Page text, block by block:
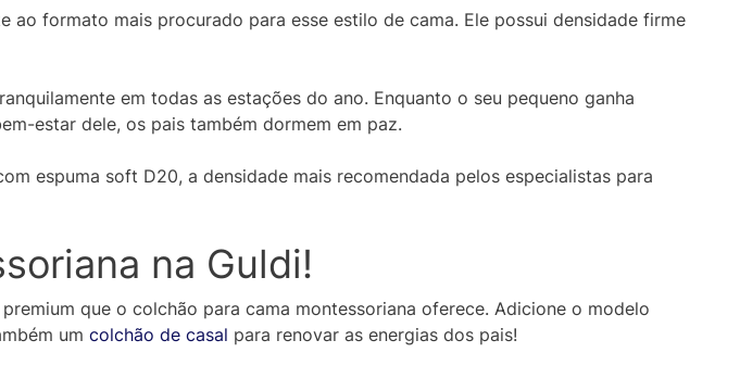
ao formato mais procurado para esse estilo de cama. Ele possui densidade firme
em todas as estações do ano. Enquanto o seu pequeno ganha
estar dele, os pais também dormem em paz.
espuma soft D20, a densidade mais recomendada pelos especialistas para
na Guldi!
que o colchão para cama montessoriana oferece. Adicione o modelo
um colchão de casal para renovar as energias dos pais!